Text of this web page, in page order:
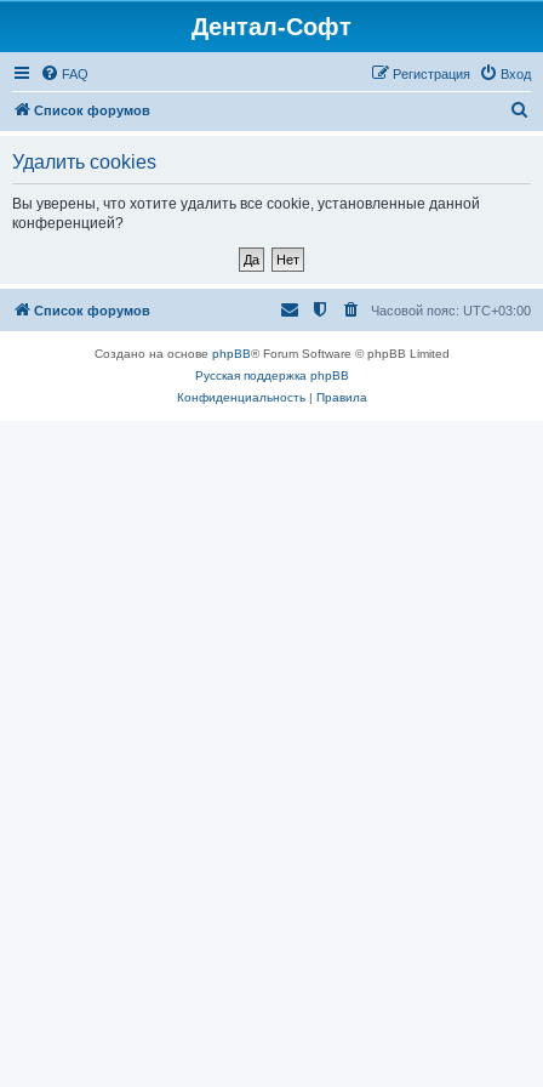
Дентал-Софт
FAQ Вход
Регистрация
Список форумов
Удалить cookies
Вы уверены, что хотите удалить все cookie, установленные данной
конференцией?
Список форумов Часовой пояс: UTC+03:00
Создано на основе phpBB® Forum Software © phpBB Limited
Русская поддержка phpBB
Конфиденциальность| Правила